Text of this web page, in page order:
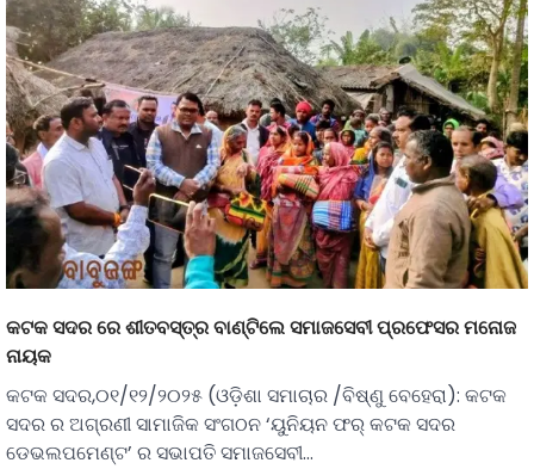
କଟକ ସଦର ରେ ଶୀତବସ୍ତ୍ର ବାଣ୍ଟିଲେ ସମାଜସେବୀ ପ୍ରଫେସର ମନୋଜ
ନାୟକ
କଟକ ସଦର,୦୧/୧୨/୨୦୨୫ (ଓଡ଼ିଶା ସମାଚାର /ବିଷ୍ଣୁ ବେହେରା): କଟକ
ସଦର ର ଅଗ୍ରଣୀ ସାମାଜିକ ସଂଗଠନ ‘ୟୁନିୟନ ଫର୍ କଟକ ସଦର
ଡେଭଲପମେଣ୍ଟ’ ର ସଭାପତି ସମାଜସେବୀ…